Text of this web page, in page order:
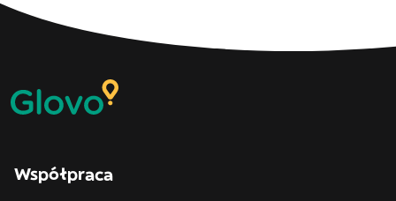
Współpraca